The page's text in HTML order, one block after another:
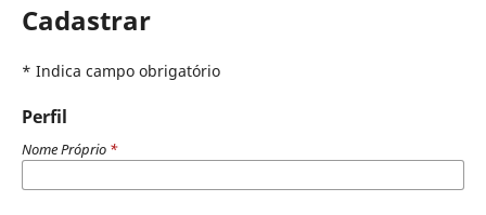
Cadastrar
* Indica campo obrigatório
Perfil
Nome Próprio *